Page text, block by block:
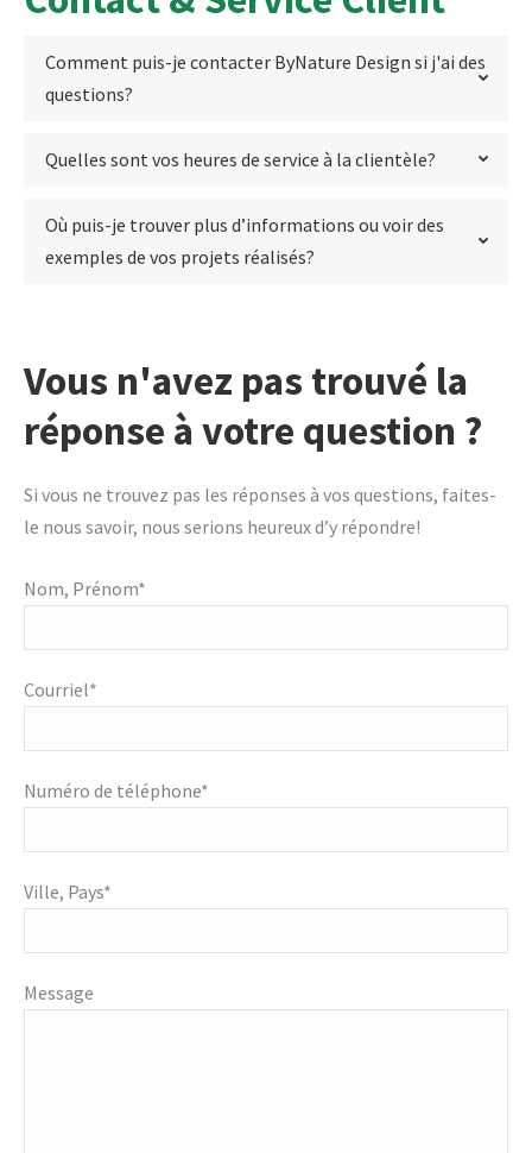
Comment puis-je contacter ByNature Design si j'ai des
questions?
Quelles sont vos heures de service à la clientèle?
Où puis-je trouver plus d’informations ou voir des
exemples de vos projets réalisés?
Vous n'avez pas trouvé la
réponse à votre question ?
Si vous ne trouvez pas les réponses à vos questions, faites-
le nous savoir, nous serions heureux d’y répondre!
Nom, Prénom*
Courriel*
Numéro de téléphone*
Ville, Pays*
Message